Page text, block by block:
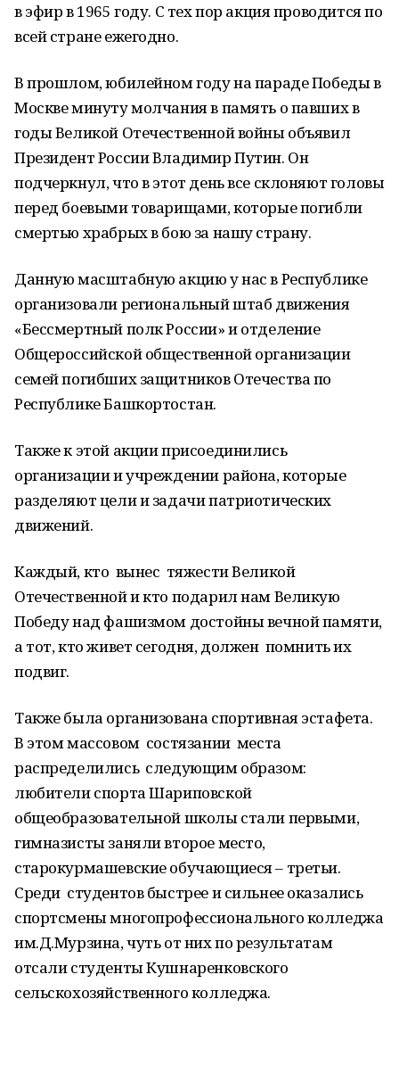
в эфир в 1965 году. С тех пор акция проводится по
всей стране ежегодно.
В прошлом, юбилейном году на параде Победы в
Москве минуту молчания в память о павших в
годы Великой Отечественной войны объявил
Президент России Владимир Путин. Он
подчеркнул, что в этот день все склоняют головы
перед боевыми товарищами, которые погибли
смертью храбрых в бою за нашу страну.
Данную масштабную акцию у нас в Республике
организовали региональный штаб движения
«Бессмертный полк России» и отделение
Общероссийской общественной организации
семей погибших защитников Отечества по
Республике Башкортостан.
Также к этой акции присоединились
организации и учреждении района, которые
разделяют цели и задачи патриотических
движений.
Каждый, кто вынес тяжести Великой
Отечественной и кто подарил нам Великую
Победу над фашизмом достойны вечной памяти,
а тот, кто живет сегодня, должен помнить их
подвиг.
Также была организована спортивная эстафета.
В этом массовом состязании места
распределились следующим образом:
любители спорта Шариповской
общеобразовательной школы стали первыми,
гимназисты заняли второе место,
старокурмашевские обучающиеся – третьи.
Среди студентов быстрее и сильнее оказались
спортсмены многопрофессионального колледжа
им.Д.Мурзина, чуть от них по результатам
отсали студенты Кушнаренковского
сельскохозяйственного колледжа.